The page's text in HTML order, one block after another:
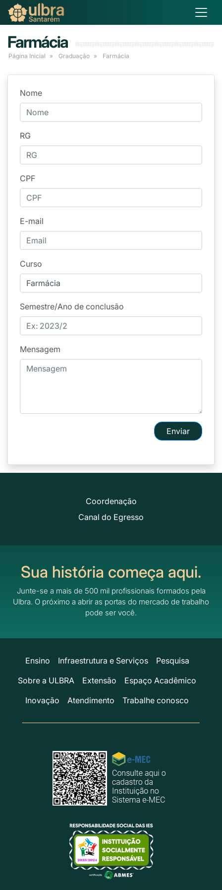
Farmácia
Página Inicial Graduação Farmácia
Nome
RG
CPF
E-mail
Curso
Semestre/Ano de conclusão
Mensagem
Enviar
Coordenação
Canal do Egresso
Sua história começa aqui.
Junte-se a mais de 500 mil profissionais formados pela
Ulbra. O próximo a abrir as portas do mercado de trabalho
pode ser você.
Ensino Infraestrutura e Serviços
Pesquisa
Sobre a ULBRA
Extensão
Espaço Acadêmico
Inovação
Atendimento Trabalhe conosco